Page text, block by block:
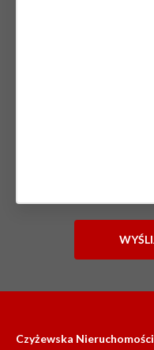
Czyżewska Nieruchomości